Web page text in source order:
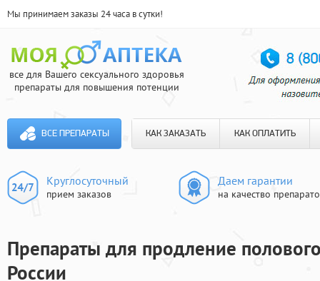
Мы принимаем заказы 24 часа в сутки!
все для Вашего сексуального здоровья
препараты для повышения потенции
ВСЕ ПРЕПАРАТЫ КАК ЗАКАЗАТЬ КАК ОПЛАТИТЬ
Круглосуточный
прием заказов
Даем гарантии
на качество
Препараты для продление
России